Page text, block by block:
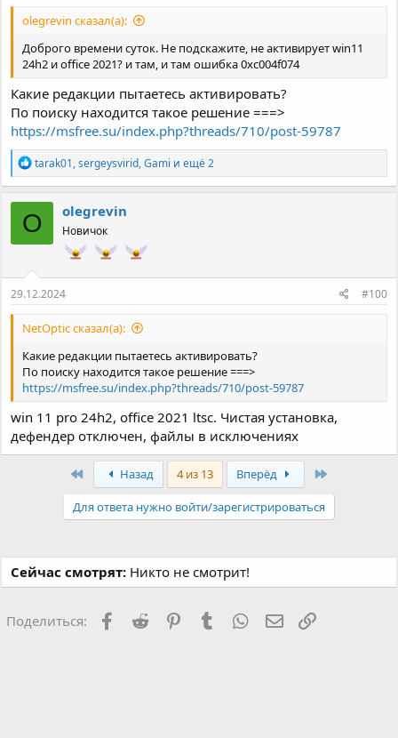
olegrevin сказал(а):
Доброго времени суток. Не подскажите, не активирует win11
24h2 и office 2021? и там, и там ошибка 0xc004f074
Какие редакции пытаетесь активировать?
По поиску находится такое решение ===>
https://msfree.su/index.php?threads/710/post-59787
Р
е
а
к
ц
и
и
tarak01,sergeysvirid,Gami и ещё 2
O olegrevin
Новичок
29.12.2024 #100
NetOptic сказал(а):
Какие редакции пытаетесь активировать?
По поиску находится такое решение ===>
https://msfree.su/index.php?threads/710/post-59787
win 11 pro 24h2, office 2021 ltsc. Чистая установка,
дефендер отключен, файлы в исключениях
ПервыйНазад 4 из 13 Вперёд
Для ответа нужно войти/зарегистрироваться
Сейчас смотрят: Никто не смотрит!
Поделиться: Facebook
Reddit PinterestTumblr WhatsAppЭлектронная